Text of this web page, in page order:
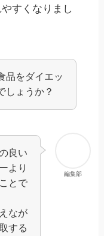
すくなりまし
品をダイエッ
しょうか？
編集部
良い
より
とで
なが
する